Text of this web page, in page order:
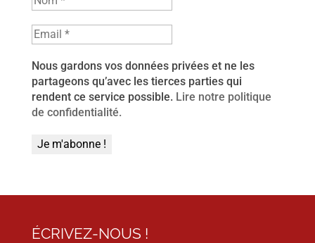
Nous gardons vos données privées et ne les
partageons qu’avec les tierces parties qui
rendent ce service possible. Lire notre politique
de confidentialité.
ÉCRIVEZ-NOUS !